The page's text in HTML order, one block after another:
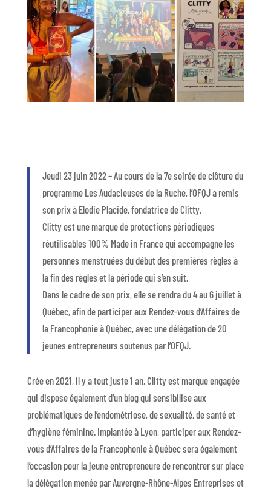
Jeudi 23 juin 2022 – Au cours de la 7e soirée de clôture du
programme Les Audacieuses de la Ruche, l’OFQJ a remis
son prix à Elodie Placide, fondatrice de Clitty.
Clitty est une marque de protections périodiques
réutilisables 100% Made in France qui accompagne les
personnes menstruées du début des premières règles à
la fin des règles et la période qui s’en suit.
Dans le cadre de son prix, elle se rendra du 4 au 6 juillet à
Québec, afin de participer aux Rendez-vous d’Affaires de
la Francophonie à Québec, avec une délégation de 20
jeunes entrepreneurs soutenus par l’OFQJ.
Crée en 2021, il y a tout juste 1 an, Clitty est marque engagée
qui dispose également d’un blog qui sensibilise aux
problématiques de l’endométriose, de sexualité, de santé et
d’hygiène féminine. Implantée à Lyon, participer aux Rendez-
vous d’Affaires de la Francophonie à Québec sera également
l’occasion pour la jeune entrepreneure de rencontrer sur place
la délégation menée par Auvergne-Rhône-Alpes Entreprises et